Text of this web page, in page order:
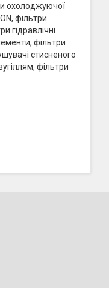
охолоджуючої
фільтри
гідравлічні
фільтри
стисненого
фільтри